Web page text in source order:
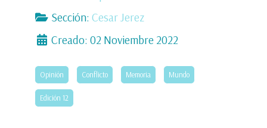
Sección: Cesar Jerez
Creado: 02 Noviembre 2022
Opinión Conflicto Memoria Mundo
Edición 12